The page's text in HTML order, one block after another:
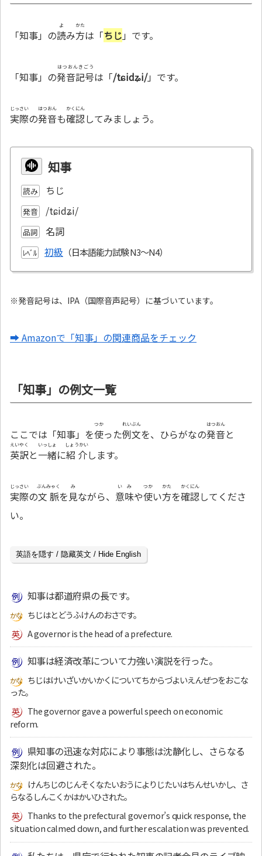
「知事」の読
よ
み方
かた
は「ちじ 」です。
「知事」の発音記号
はつおんきごう
は「/tɕidʑi/」です。
実際
じっさい
の発音
はつおん
も確認
かくにん
してみましょう。
知事
読み ちじ
発音 /tɕidʑi/
品詞 名詞
ﾚﾍﾞﾙ 初級
※発音記号は、IPA（国際音声記号）に基づいています。
➡ Amazonで「知事」の関連商品をチェック
「知事」の例文一覧
ここでは「知事」を使
つか
った例文
れいぶん
を、ひらがなの発音
はつおん
と
英訳
えいやく
と一緒
いっしょ
に紹介
しょうかい
します。
実際
じっさい
の文脈
ぶんみゃく
を見
み
ながら、 意味
いみ
や使
つか
い方
かた
を確認
かくにん
してくださ
い。
英語を隠す / 隐藏英文 / Hide English
知事は都道府県の長です。
ちじはとどうふけんのおさです。
A governor is the head of a prefecture.
知事は経済改革について力強い演説を行った。
ちじはけいざいかいかくについてちからづよいえんぜつをおこな
った。
The governor gave a powerful speech on economic
reform.
県知事の迅速な対応により事態は沈静化し、さらなる
深刻化は回避された。
けんちじのじんそくなたいおうによりじたいはちんせいかし、さ
らなるしんこくかはかいひされた。
Thanks to the prefectural governor’s quick response, the
situation calmed down, and further escalation was prevented.